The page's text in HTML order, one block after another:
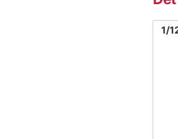
Bild1
1/